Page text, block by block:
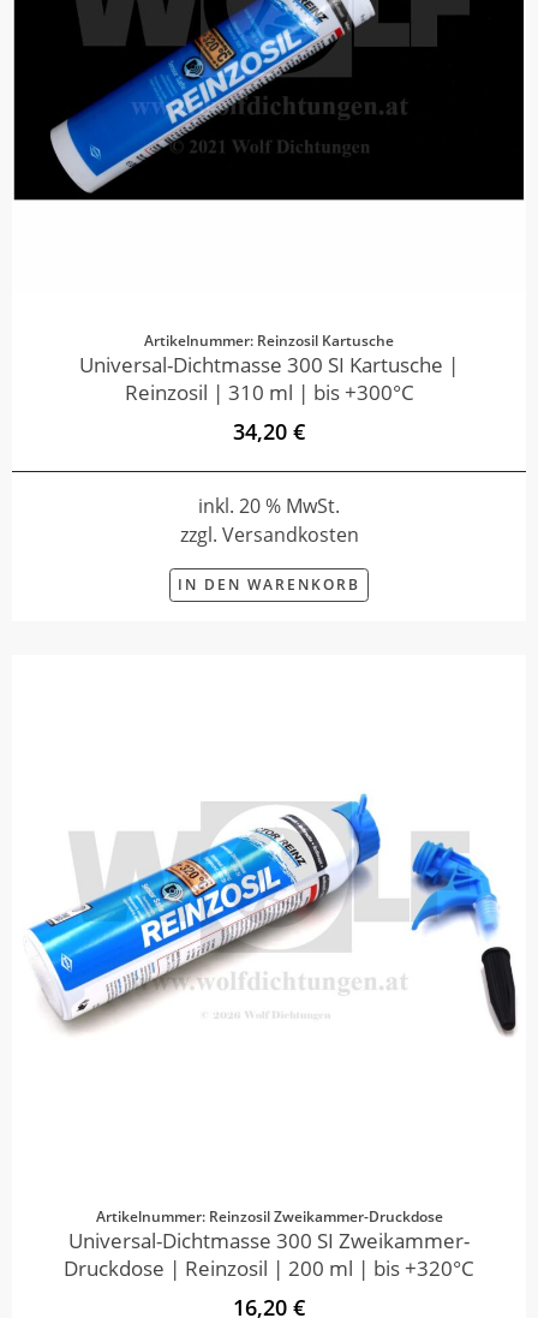
Artikelnummer: Reinzosil Kartusche
Universal-Dichtmasse 300 SI Kartusche |
Reinzosil | 310 ml | bis +300°C
34,20 €
inkl. 20 % MwSt.
zzgl. Versandkosten
IN DEN WARENKORB
Artikelnummer: Reinzosil Zweikammer-Druckdose
Universal-Dichtmasse 300 SI Zweikammer-
Druckdose | Reinzosil | 200 ml | bis +320°C
16,20 €